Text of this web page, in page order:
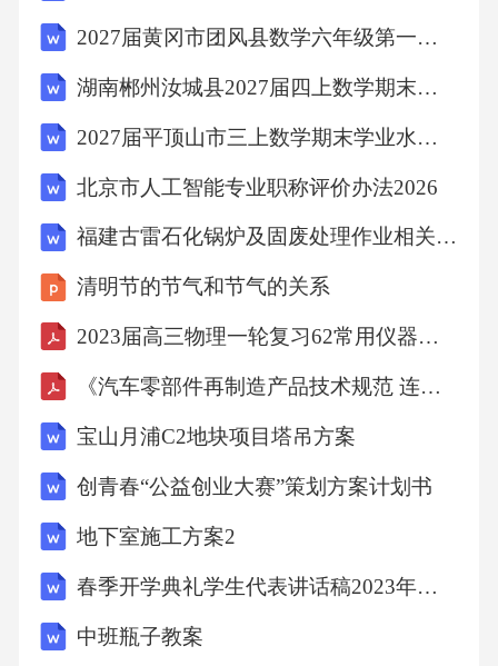
增强自我管理能力02
合理规划，以及良好的执行力。只有克服拖延
习惯，才能更好地提升个人效率和心态。05第
五章划分任务块
什么是任务块？任务块是将工作分解成小块，
每块专注于完成一个任务或一类任务。这种方
法可以帮助提高工作效率，避免任务交叉和干
扰，增强专注力和工作成果质量。
划分任务块的方法根据不同任务的特点和难易
程度进行分块处理。根据任务类型和复杂度划
分专注于当前的任务块，避免分心和效率低
间，调整任务块的顺序可以更好地完成工作。
2027届黄冈市团风县数学六年级第一学期期末检测模拟试题含解析
湖南郴州汝城县2027届四上数学期末考试模拟试题含解析
2027届平顶山市三上数学期末学业水平测试试题含解析
北京市人工智能专业职称评价办法2026
福建古雷石化锅炉及固废处理作业相关知识试卷
清明节的节气和节气的关系
2023届高三物理一轮复习62常用仪器的读数 测量电路与控制电路的选择 实验器材的选取与实物图的连接（原卷版）
《汽车零部件再制造产品技术规范 连杆》编制说明
宝山月浦C2地块项目塔吊方案
创青春“公益创业大赛”策划方案计划书
地下室施工方案2
春季开学典礼学生代表讲话稿2023年（24篇）
中班瓶子教案